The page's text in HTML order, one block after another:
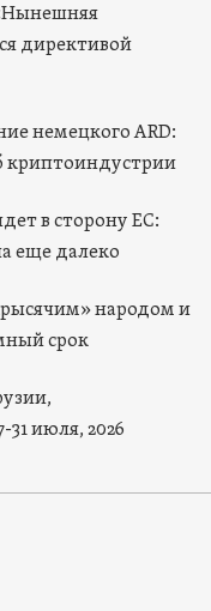
директивой
немецкого ARD:
криптоиндустрии
в сторону ЕС:
еще далеко
народом и
срок
июля, 2026